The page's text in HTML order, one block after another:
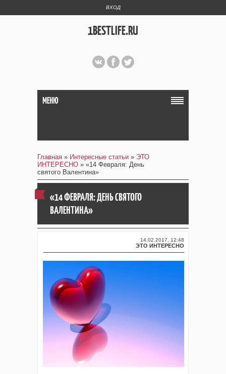
ВХОД
1BESTLIFE.RU
МЕНЮ
Главная » Интересные статьи » ЭТО
ИНТЕРЕСНО » «14 Февраля: День
святого Валентина»
«14 ФЕВРАЛЯ: ДЕНЬ СВЯТОГО
ВАЛЕНТИНА»
14.02.2017, 12:48
ЭТО ИНТЕРЕСНО